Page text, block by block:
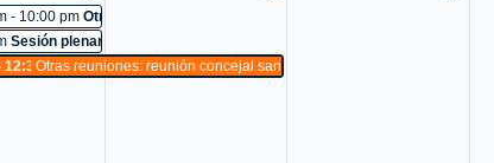
juanfe
s.a.s
pot
para la creación de una comisión accidental sobre recaudo
a las diferentes necesidades y problemáticas de las comunas
reconocimiento a centro comercial los molinos
charlas semanales
- 10:00 pm Otras reuniones: pot
Sesión plenaria No. 498
12:30 amOtras reuniones: reunión concejal santiago perdomo